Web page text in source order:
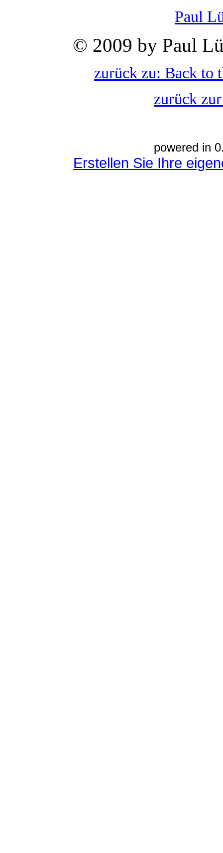
Paul
© 2009 by Paul
zurück zu: Back to
zurück
powered in
Erstellen Sie Ihre